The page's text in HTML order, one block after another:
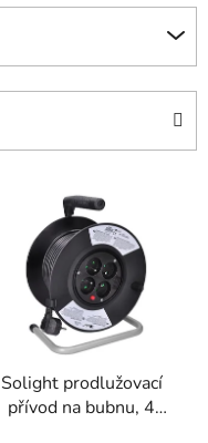
Solight prodlužovací
přívod na bubnu, 4